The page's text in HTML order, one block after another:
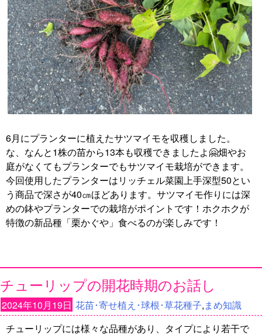
6月にプランターに植えたサツマイモを収穫しました。
な、なんと1株の苗から13本も収穫できましたよ🤗畑やお
庭がなくてもプランターでもサツマイモ栽培ができます。
今回使用したプランターはリッチェル菜園上手深型50とい
う商品で深さが40㎝ほどあります。サツマイモ作りには深
めの鉢やプランターでの栽培がポイントです！ホクホクが
特徴の新品種「栗かぐや」食べるのが楽しみです！
チューリップの開花時期のお話し
2024年10月19日 花苗･寄せ植え･球根･草花種子,まめ知識
チューリップには様々な品種があり、タイプにより若干で